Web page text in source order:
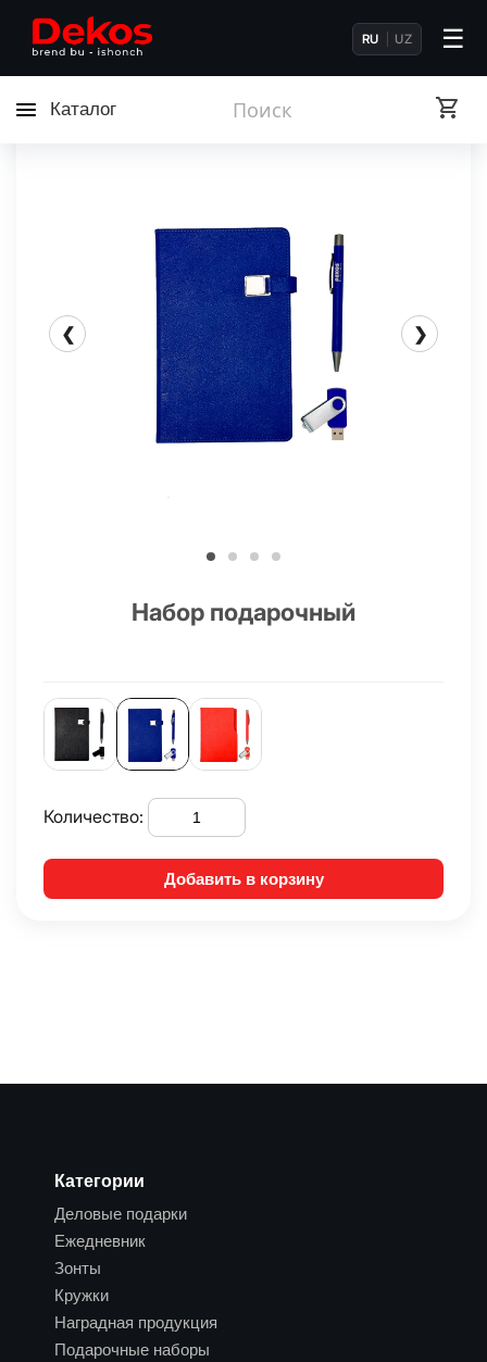
RU UZ ☰
Каталог
❮ ❯
Набор подарочный
Количество:
Добавить в корзину
Категории
Деловые подарки
Ежедневник
Зонты
Кружки
Наградная продукция
Подарочные наборы